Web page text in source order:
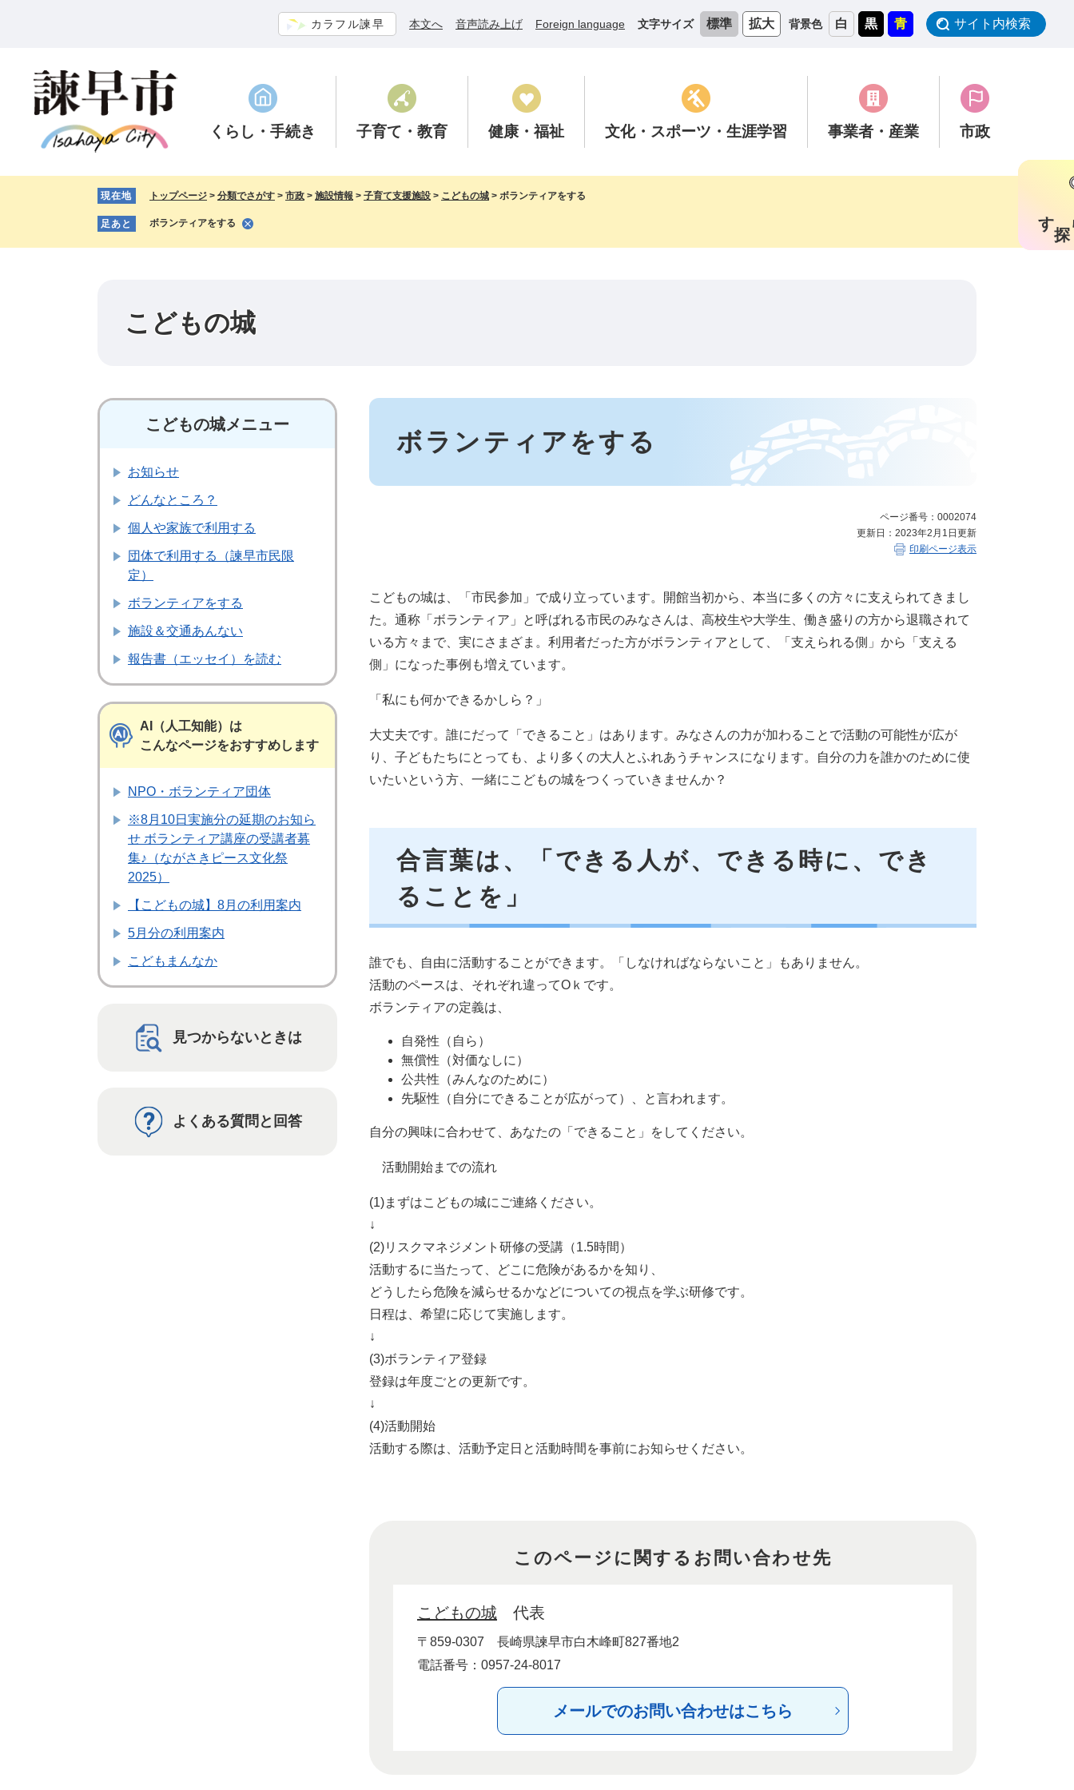
カラフル諫早 本文へ 音声読み上げ Foreign language 文字サイズ 標準 拡大 背景色 白 黒 青 サイト内検索
くらし ・手続き 子育て ・教育 健康 ・福祉 文化・スポーツ ・生涯学習 事業者 ・産業 市政
す
現在地 トップページ > 分類でさがす > 市政 > 施設情報 > 子育て支援施設 > こどもの城 > ボランティアをする
足あと ボランティアをする
こどもの城
本
ボランティアをする
ページ番号：0002074
更新日：2023年2月1日更新
印刷ページ表示
こどもの城は、「市民参加」で成り立っています。開館当初から、本当に多くの方々に支えられてきまし
た。通称「ボランティア」と呼ばれる市民のみなさんは、高校生や大学生、働き盛りの方から退職されて
いる方々まで、実にさまざま。利用者だった方がボランティアとして、「支えられる側」から「支える
側」になった事例も増えています。
「私にも何かできるかしら？」
大丈夫です。誰にだって「できること」はあります。みなさんの力が加わることで活動の可能性が広が
り、子どもたちにとっても、より多くの大人とふれあうチャンスになります。自分の力を誰かのために使
いたいという方、一緒にこどもの城をつくっていきませんか？
合言葉は、「できる人が、できる時に、でき
ることを」
誰でも、自由に活動することができます。「しなければならないこと」もありません。
活動のペースは、それぞれ違ってOｋです。
ボランティアの定義は、
自発性（自ら）
無償性（対価なしに）
公共性（みんなのために）
先駆性（自分にできることが広がって）、と言われます。
自分の興味に合わせて、あなたの「できること」をしてください。
活動開始までの流れ
(1)まずはこどもの城にご連絡ください。
↓
(2)リスクマネジメント研修の受講（1.5時間）
活動するに当たって、どこに危険があるかを知り、
どうしたら危険を減らせるかなどについての視点を学ぶ研修です。
日程は、希望に応じて実施します。
↓
(3)ボランティア登録
登録は年度ごとの更新です。
↓
(4)活動開始
活動する際は、活動予定日と活動時間を事前にお知らせください。
このページに関するお問い合わせ先
こどもの城 代表
〒859-0307
長崎県諫早市白木峰町827番地2
電話番号：0957-24-8017
メールでのお問い合わせはこちら
こどもの城メニュー
お知らせ
どんなところ？
個人や家族で利用する
団体で利用する（諫早市民限
定）
ボランティアをする
施設＆交通あんない
報告書（エッセイ）を読む
AI（人工知能）は
こんなページをおすすめします
NPO・ボランティア団体
※8月10日実施分の延期のお知ら
せ ボランティア講座の受講者募
集♪（ながさきピース文化祭
2025）
【こどもの城】8月の利用案内
5月分の利用案内
こどもまんなか
見つからないときは
よくある質問と回答